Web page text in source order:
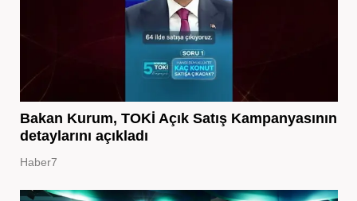
Bakan Kurum, TOKİ Açık Satış Kampanyasının
detaylarını açıkladı
Haber7